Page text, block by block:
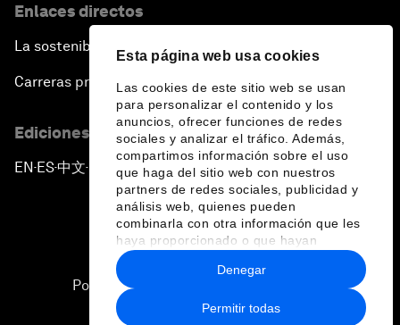
Esta página web usa cookies
Las cookies de este sitio web se usan
para personalizar el contenido y los
anuncios, ofrecer funciones de redes
sociales y analizar el tráfico. Además,
compartimos información sobre el uso
que haga del sitio web con nuestros
partners de redes sociales, publicidad y
análisis web, quienes pueden
combinarla con otra información que les
haya proporcionado o que hayan
recopilado a partir del uso que haya
hecho de sus servicios.
Permitir todas
Denegar
Enlaces directos
La sostenibilidad en el Foro
Carreras profesionales
Ediciones en otros idiomas
EN ▪ES▪中文▪ 日本語
Política de privacidad y normas de uso
Sitemap